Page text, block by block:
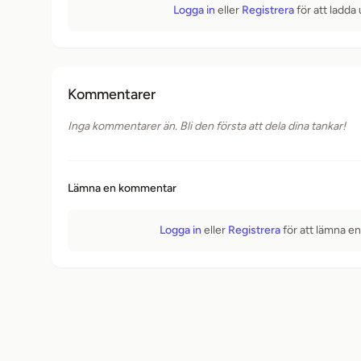
Logga in eller Registreraför att ladda
Kommentarer
Inga kommentarer än. Bli den första att dela dina tankar!
Lämna en kommentar
Logga in eller Registreraför att lämna